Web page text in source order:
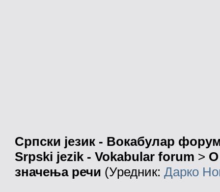
Српски језик - Вокабулар
Srpski jezik - Vokabular forum > О
значења речи (Уредник: Дарко